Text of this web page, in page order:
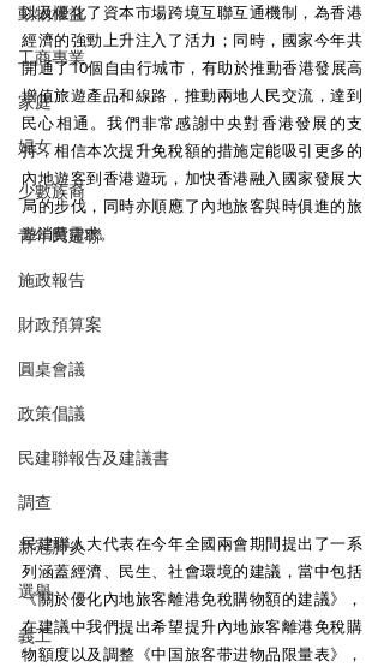
動物權益
工商專業
家庭
婦女
少數族裔
青年民建聯
施政報告
財政預算案
圓桌會議
政策倡議
民建聯報告及建議書
調查
新冠肺炎
選舉
義工
以及優化了資本市場跨境互聯互通機制，為香港
經濟的強勁上升注入了活力；同時，國家今年共
開通了10個自由行城市，有助於推動香港發展高
增值旅遊產品和線路，推動兩地人民交流，達到
民心相通。我們非常感謝中央對香港發展的支
持，相信本次提升免稅額的措施定能吸引更多的
內地遊客到香港遊玩，加快香港融入國家發展大
局的步伐，同時亦順應了內地旅客與時俱進的旅
遊消費需求。
民建聯人大代表在今年全國兩會期間提出了一系
列涵蓋經濟、民生、社會環境的建議，當中包括
《關於優化內地旅客離港免稅購物額的建議》，
在建議中我們提出希望提升內地旅客離港免稅購
物額度以及調整《中国旅客带进物品限量表》，